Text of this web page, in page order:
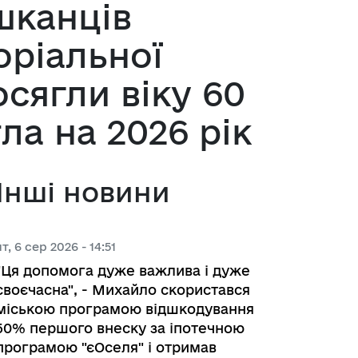
питань підприємництва у м.
база
діяльності
та надання висновків
регуляторного акта
регуляторних актів
віку 60
на 2026 рік
новини
6 сер 2026 - 14:51
допомога дуже важлива і дуже
- Михайло скористався
програмою відшкодування
першого внеску за іпотечною
"єОселя" і отримав